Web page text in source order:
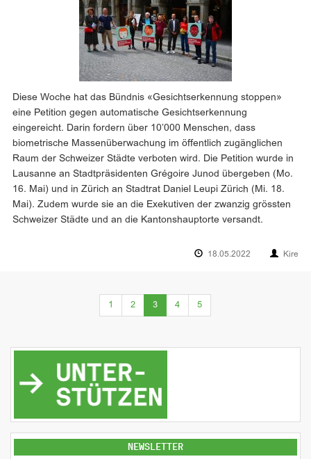
Diese Woche hat das Bündnis «Gesichtserkennung stoppen»
eine Petition gegen automatische Gesichtserkennung
eingereicht. Darin fordern über 10’000 Menschen, dass
biometrische Massenüberwachung im öffentlich zugänglichen
Raum der Schweizer Städte verboten wird. Die Petition wurde in
Lausanne an Stadtpräsidenten Grégoire Junod übergeben (Mo.
16. Mai) und in Zürich an Stadtrat Daniel Leupi Zürich (Mi. 18.
Mai). Zudem wurde sie an die Exekutiven der zwanzig grössten
Schweizer Städte und an die Kantonshauptorte versandt.
18.05.2022 Kire
1 2 3(current)
4 5
NEWSLETTER